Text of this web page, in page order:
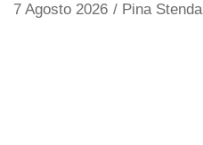
7 Agosto 2026 / Pina